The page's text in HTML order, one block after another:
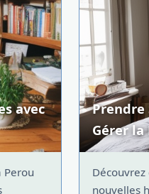
avec
Perou
Prendre
Gérer la
nouvelles